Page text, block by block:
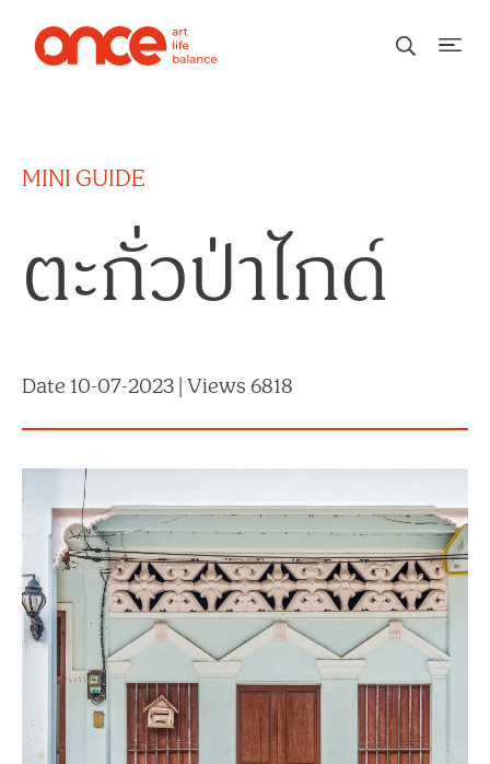
MINI GUIDE
ตะกั่วป่าไกด์
Date 10-07-2023 | Views 6818